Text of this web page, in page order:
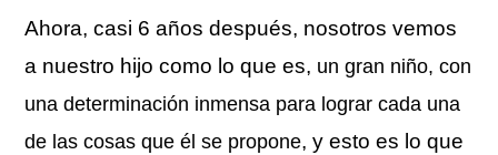
Ahora, casi 6 años después, nosotros vemos
a nuestro hijo como lo que es, un gran niño, con
una determinación inmensa para lograr cada una
de las cosas que él se propone, y esto es lo que